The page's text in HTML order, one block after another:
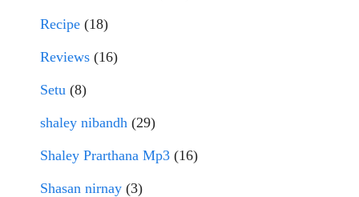
Recipe (18)
Reviews (16)
Setu (8)
shaley nibandh (29)
Shaley Prarthana Mp3 (16)
Shasan nirnay (3)